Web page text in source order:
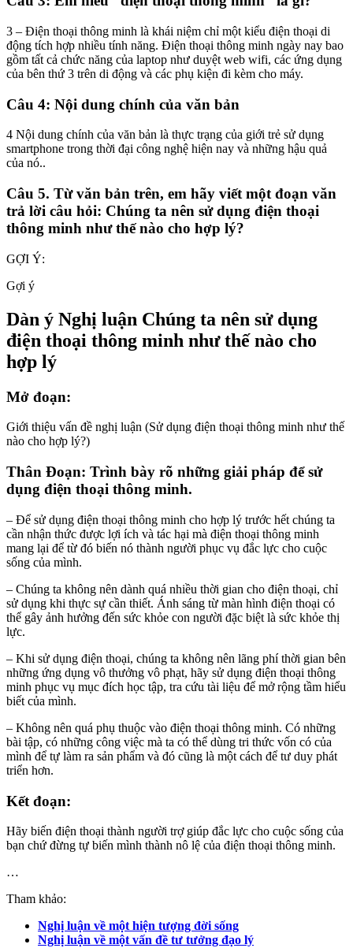
3 – Điện thoại thông minh là khái niệm chỉ một kiểu điện thoại di
động tích hợp nhiều tính năng. Điện thoại thông minh ngày nay bao
gồm tất cả chức năng của laptop như duyệt web wifi, các ứng dụng
của bên thứ 3 trên di động và các phụ kiện đi kèm cho máy.
Câu 4: Nội dung chính của văn bản
4 Nội dung chính của văn bản là thực trạng của giới trẻ sử dụng
smartphone trong thời đại công nghệ hiện nay và những hậu quả
của nó..
Câu 5. Từ văn bản trên, em hãy viết một đoạn văn
trả lời câu hỏi: Chúng ta nên sử dụng điện thoại
thông minh như thế nào cho hợp lý?
GỢI Ý:
Gợi ý
Dàn ý Nghị luận Chúng ta nên sử dụng
điện thoại thông minh như thế nào cho
hợp lý
Mở đoạn:
Giới thiệu vấn đề nghị luận (Sử dụng điện thoại thông minh như thế
nào cho hợp lý?)
Thân Đoạn: Trình bày rõ những giải pháp để sử
dụng điện thoại thông minh.
– Để sử dụng điện thoại thông minh cho hợp lý trước hết chúng ta
cần nhận thức được lợi ích và tác hại mà điện thoại thông minh
mang lại để từ đó biến nó thành người phục vụ đắc lực cho cuộc
sống của mình.
– Chúng ta không nên dành quá nhiều thời gian cho điện thoại, chỉ
sử dụng khi thực sự cần thiết. Ánh sáng từ màn hình điện thoại có
thể gây ảnh hưởng đến sức khỏe con người đặc biệt là sức khỏe thị
lực.
– Khi sử dụng điện thoại, chúng ta không nên lãng phí thời gian bên
những ứng dụng vô thưởng vô phạt, hãy sử dụng điện thoại thông
minh phục vụ mục đích học tập, tra cứu tài liệu để mở rộng tầm hiểu
biết của mình.
– Không nên quá phụ thuộc vào điện thoại thông minh. Có những
bài tập, có những công việc mà ta có thể dùng tri thức vốn có của
mình để tự làm ra sản phẩm và đó cũng là một cách để tư duy phát
triển hơn.
Kết đoạn:
Hãy biến điện thoại thành người trợ giúp đắc lực cho cuộc sống của
bạn chứ đừng tự biến mình thành nô lệ của điện thoại thông minh.
…
Tham khảo:
Nghị luận về một hiện tượng đời sống
Nghị luận về một vấn đề tư tưởng đạo lý